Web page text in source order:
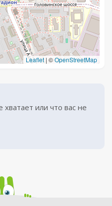
Leaflet | ©OpenStreetMap
хватает или что вас не